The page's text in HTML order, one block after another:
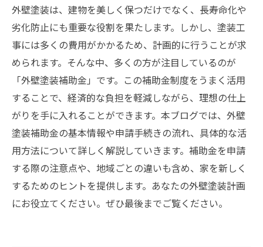
外壁塗装は、建物を美しく保つだけでなく、長寿命化や
劣化防止にも重要な役割を果たします。しかし、塗装工
事には多くの費用がかかるため、計画的に行うことが求
められます。そんな中、多くの方が注目しているのが
「外壁塗装補助金」です。この補助金制度をうまく活用
することで、経済的な負担を軽減しながら、理想の仕上
がりを手に入れることができます。本ブログでは、外壁
塗装補助金の基本情報や申請手続きの流れ、具体的な活
用方法について詳しく解説していきます。補助金を申請
する際の注意点や、地域ごとの違いも含め、家を新しく
するためのヒントを提供します。あなたの外壁塗装計画
にお役立てください。ぜひ最後までご覧ください。